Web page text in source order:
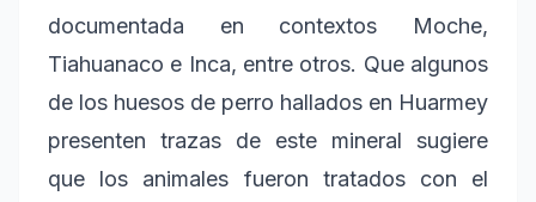
documentada en contextos Moche,
Tiahuanaco e Inca, entre otros. Que algunos
de los huesos de perro hallados en Huarmey
presenten trazas de este mineral sugiere
que los animales fueron tratados con el